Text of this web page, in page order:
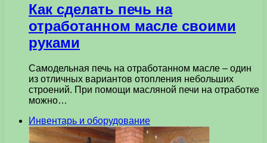
Как сделать печь на
отработанном масле своими
руками
Самодельная печь на отработанном масле – один
из отличных вариантов отопления небольших
строений. При помощи масляной печи на отработке
можно…
Инвентарь и оборудование